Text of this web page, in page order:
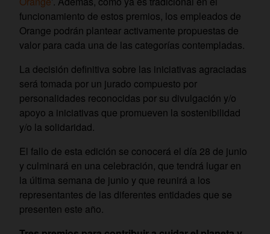
funcionamiento de estos premios, los empleados de
Orange podrán plantear activamente propuestas de
valor para cada una de las categorías contempladas.
La decisión definitiva sobre las iniciativas agraciadas
será tomada por un jurado compuesto por
personalidades reconocidas por su divulgación y/o
apoyo a iniciativas que promueven la sostenibilidad
y/o la solidaridad.
El fallo de esta edición se conocerá el día 28 de junio
y culminará en una celebración, que tendrá lugar en
la última semana de junio y que reunirá a los
representantes de las diferentes entidades que se
presenten este año.